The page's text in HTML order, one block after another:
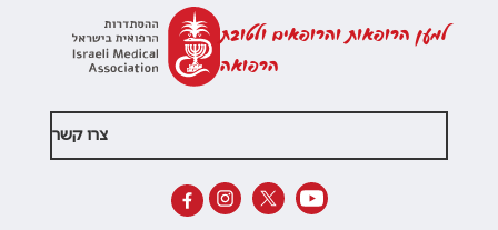
למען הרופאות והרופאים ולטובת
הרפואה
צרו קשר